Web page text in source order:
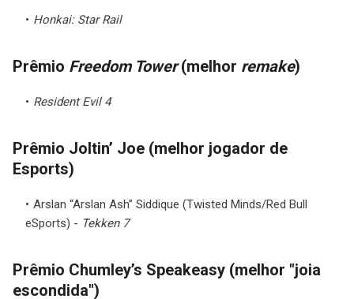
Honkai: Star Rail
Prêmio Freedom Tower(melhor remake)
Resident Evil 4
Prêmio Joltin’ Joe (melhor jogador de
Esports)
Arslan “Arslan Ash” Siddique (Twisted Minds/Red Bull
eSports) - Tekken 7
Prêmio Chumley’s Speakeasy (melhor "joia
escondida")